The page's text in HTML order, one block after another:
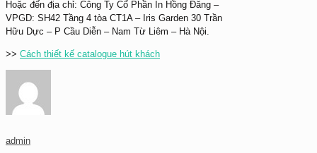
Hoặc đến địa chỉ: Công Ty Cổ Phần In Hồng Đăng –
VPGD: SH42 Tầng 4 tòa CT1A – Iris Garden 30 Trần
Hữu Dực – P Cầu Diễn – Nam Từ Liêm – Hà Nội.
>> Cách thiết kế catalogue hút khách
admin